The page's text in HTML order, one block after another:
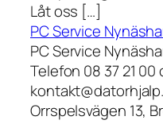
Låt oss […]
PC Service
PC Service
Telefon 08 37 21
Orrspelsvägen 13,